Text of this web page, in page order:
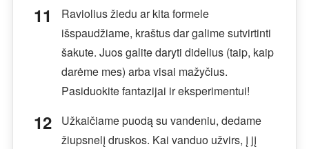
Raviolius žiedu ar kita formele
išspaudžiame, kraštus dar galime sutvirtinti
šakute. Juos galite daryti didelius (taip, kaip
darėme mes) arba visai mažyčius.
Pasiduokite fantazijai ir eksperimentui!
Užkaičiame puodą su vandeniu, dedame
žiupsnelį druskos. Kai vanduo užvirs, į jį